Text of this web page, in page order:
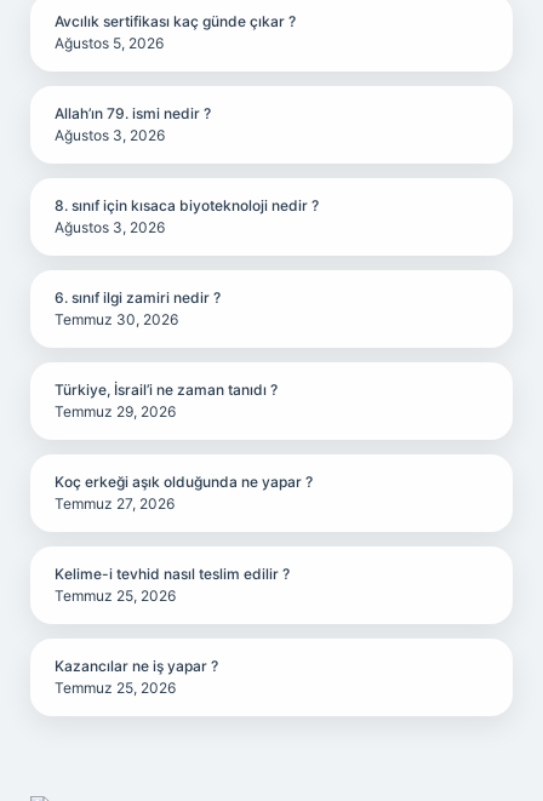
Avcılık sertifikası kaç günde çıkar ?
Ağustos 5, 2026
Allah’ın 79. ismi nedir ?
Ağustos 3, 2026
8. sınıf için kısaca biyoteknoloji nedir ?
Ağustos 3, 2026
6. sınıf ilgi zamiri nedir ?
Temmuz 30, 2026
Türkiye, İsrail’i ne zaman tanıdı ?
Temmuz 29, 2026
Koç erkeği aşık olduğunda ne yapar ?
Temmuz 27, 2026
Kelime-i tevhid nasıl teslim edilir ?
Temmuz 25, 2026
Kazancılar ne iş yapar ?
Temmuz 25, 2026